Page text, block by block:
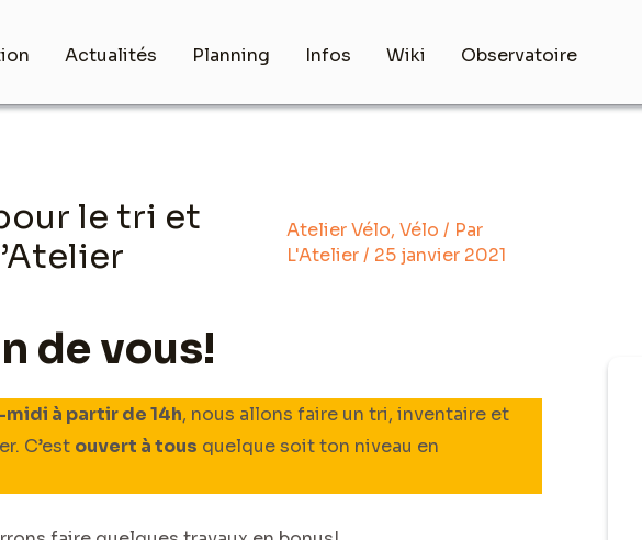
Actualités Planning Infos Wiki Observatoire
le tri et
Atelier Vélo, Vélo / Par
L'Atelier/ 25 janvier 2021
de vous!
à partir de 14h, nous allons faire un tri, inventaire et
C’est ouvert à tous quelque soit ton niveau en